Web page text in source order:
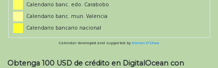
Calendario banc. edo. Carabobo
Calendario banc. mun. Valencia
Calendario bancario nacional
Calendar developed and supported by Kieran O'Shea
Obtenga 100 USD de crédito en DigitalOcean con